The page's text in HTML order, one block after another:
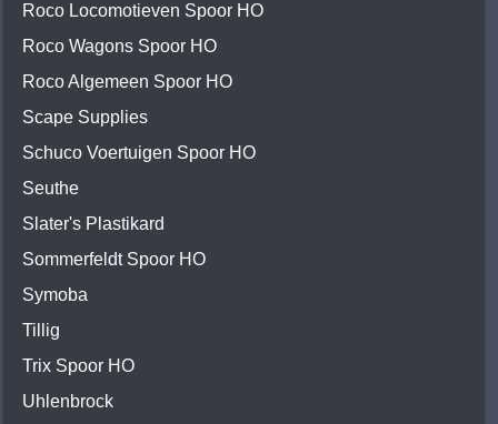
Roco Locomotieven Spoor HO
Roco Wagons Spoor HO
Roco Algemeen Spoor HO
Scape Supplies
Schuco Voertuigen Spoor HO
Seuthe
Slater's Plastikard
Sommerfeldt Spoor HO
Symoba
Tillig
Trix Spoor HO
Uhlenbrock